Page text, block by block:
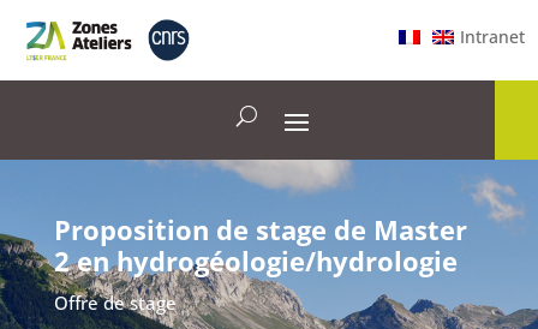
Intranet
Proposition de stage de Master
2 en hydrogéologie/hydrologie
Offre de stage